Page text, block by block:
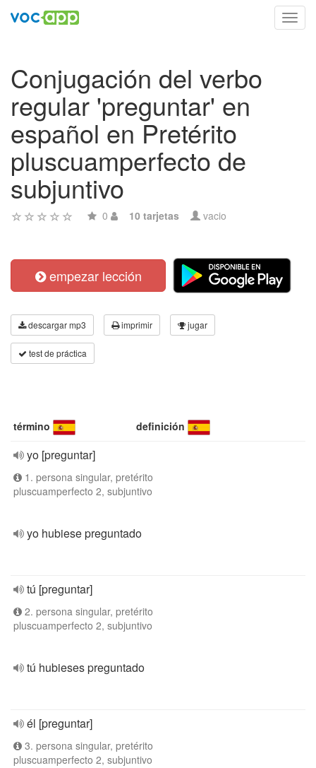
Conjugación del verbo
regular 'preguntar' en
español en Pretérito
pluscuamperfecto de
subjuntivo
0 10 tarjetas vacio
empezar lección
descargar mp3 imprimir jugar
test de práctica
término definición
yo [preguntar]
1. persona singular, pretérito
pluscuamperfecto 2, subjuntivo
yo hubiese preguntado
tú [preguntar]
2. persona singular, pretérito
pluscuamperfecto 2, subjuntivo
tú hubieses preguntado
él [preguntar]
3. persona singular, pretérito
pluscuamperfecto 2, subjuntivo